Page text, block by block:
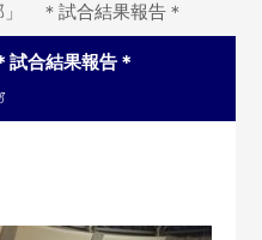
」 ＊試合結果報告＊
合結果報告＊